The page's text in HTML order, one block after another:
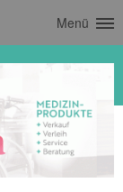
Menü